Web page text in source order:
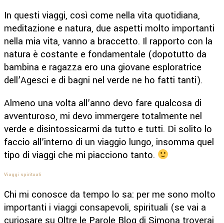
In questi viaggi, così come nella vita quotidiana,
meditazione e natura, due aspetti molto importanti
nella mia vita, vanno a braccetto. Il rapporto con la
natura è costante e fondamentale (dopotutto da
bambina e ragazza ero una giovane esploratrice
dell’Agesci e di bagni nel verde ne ho fatti tanti).
Almeno una volta all’anno devo fare qualcosa di
avventuroso, mi devo immergere totalmente nel
verde e disintossicarmi da tutto e tutti. Di solito lo
faccio all’interno di un viaggio lungo, insomma quel
tipo di viaggi che mi piacciono tanto.
Viaggi spirituali
Chi mi conosce da tempo lo sa: per me sono molto
importanti i viaggi consapevoli, spirituali (se vai a